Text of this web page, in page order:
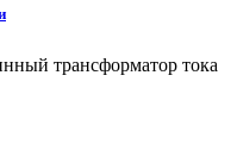
трансформатор тока